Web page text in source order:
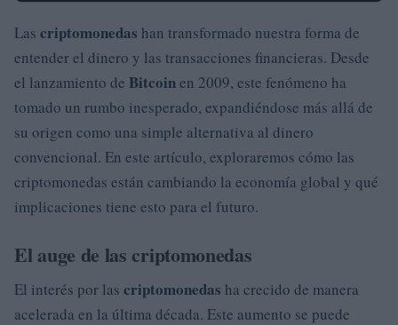
Las criptomonedas han transformado nuestra forma de
entender el dinero y las transacciones financieras. Desde
el lanzamiento de Bitcoinen 2009, este fenómeno ha
tomado un rumbo inesperado, expandiéndose más allá de
su origen como una simple alternativa al dinero
convencional. En este artículo, exploraremos cómo las
criptomonedas están cambiando la economía global y qué
implicaciones tiene esto para el futuro.
El auge de las criptomonedas
El interés por las criptomonedas ha crecido de manera
acelerada en la última década. Este aumento se puede